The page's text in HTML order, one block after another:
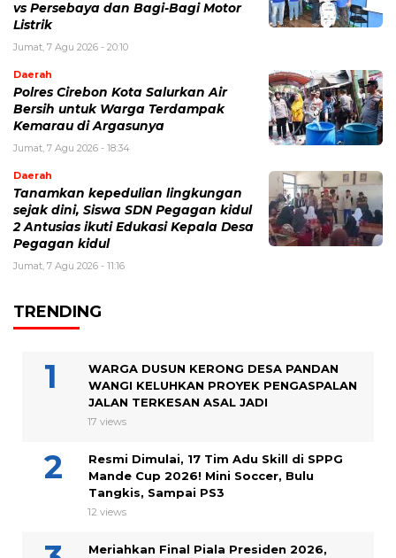
vs Persebaya dan Bagi-Bagi Motor
Listrik
Jumat, 7 Agu 2026 - 20:10
Daerah
Polres Cirebon Kota Salurkan Air
Bersih untuk Warga Terdampak
Kemarau di Argasunya
Jumat, 7 Agu 2026 - 18:34
Daerah
Tanamkan kepedulian lingkungan
sejak dini, Siswa SDN Pegagan kidul
2 Antusias ikuti Edukasi Kepala Desa
Pegagan kidul
Jumat, 7 Agu 2026 - 11:16
TRENDING
WARGA DUSUN KERONG DESA PANDAN
WANGI KELUHKAN PROYEK PENGASPALAN
JALAN TERKESAN ASAL JADI
17 views
Resmi Dimulai, 17 Tim Adu Skill di SPPG
Mande Cup 2026! Mini Soccer, Bulu
Tangkis, Sampai PS3
12 views
Meriahkan Final Piala Presiden 2026,